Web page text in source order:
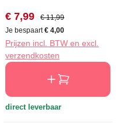
Verkoopprijs:
€ 7,99 Normale prijs:
€ 11,99
Je bespaart€ 4,00
Prijzen incl. BTW en excl.
verzendkosten
direct leverbaar